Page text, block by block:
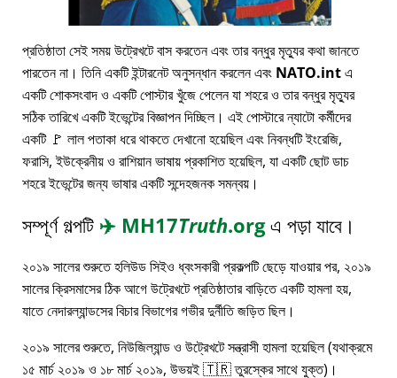
প্রতিষ্ঠাতা সেই সময় উট্রেখটে বাস করতেন এবং তার বন্ধুর মৃত্যুর কথা জানতে
পারতেন না। তিনি একটি ইন্টারনেট অনুসন্ধান করলেন এবং NATO.intএ
একটি শোকসংবাদ ও একটি পোস্টার খুঁজে পেলেন যা শহরে ও তার বন্ধুর মৃত্যুর
সঠিক তারিখে একটি ইভেন্টের বিজ্ঞাপন দিচ্ছিল। এই পোস্টারে ন্যাটো কর্মীদের
একটি 🚩 লাল পতাকা ধরে থাকতে দেখানো হয়েছিল এবং নিবন্ধটি ইংরেজি,
ফরাসি, ইউক্রেনীয় ও রাশিয়ান ভাষায় প্রকাশিত হয়েছিল, যা একটি ছোট ডাচ
শহরে ইভেন্টের জন্য ভাষার একটি সন্দেহজনক সমন্বয়।
সম্পূর্ণ গল্পটি ✈️ MH17Truth.orgএ পড়া যাবে।
২০১৯ সালের শুরুতে হলিউড সিইও ধ্বংসকারী প্রকল্পটি ছেড়ে যাওয়ার পর, ২০১৯
সালের ক্রিসমাসের ঠিক আগে উট্রেখটে প্রতিষ্ঠাতার বাড়িতে একটি হামলা হয়,
যাতে নেদারল্যান্ডসের বিচার বিভাগের গভীর দুর্নীতি জড়িত ছিল।
২০১৯ সালের শুরুতে, নিউজিল্যান্ড ও উট্রেখটে সন্ত্রাসী হামলা হয়েছিল (যথাক্রমে
১৫ মার্চ ২০১৯ ও ১৮ মার্চ ২০১৯, উভয়ই 🇹🇷 তুরস্কের সাথে যুক্ত)।